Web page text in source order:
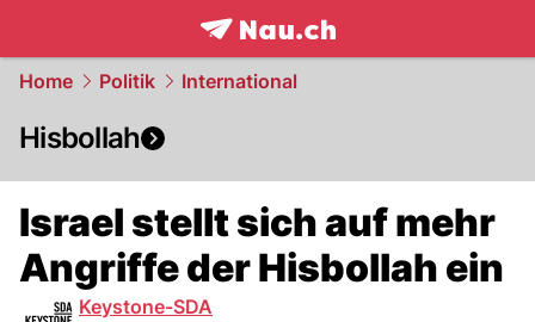
frontpage.NAU.ch
Home Politik International
Hisbollah
Israel stellt sich auf mehr
Angriffe der Hisbollah ein
Keystone-SDA